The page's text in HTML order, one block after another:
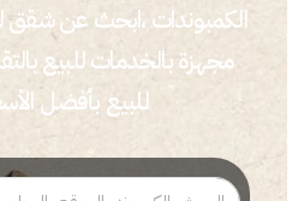
الكمبوندات ،ابحث عن شقق
مجهزة بالخدمات للبيع
للبيع بأفضل